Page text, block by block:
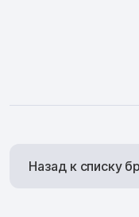
Назад к списку